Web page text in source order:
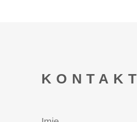
KONTAKT